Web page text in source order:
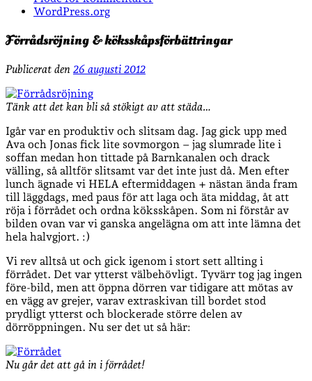
WordPress.org
Förrådsröjning & köksskåpsförbättringar
Publicerat den 26 augusti 2012
Tänk att det kan bli så stökigt av att städa…
Igår var en produktiv och slitsam dag. Jag gick upp med
Ava och Jonas fick lite sovmorgon – jag slumrade lite i
soffan medan hon tittade på Barnkanalen och drack
välling, så alltför slitsamt var det inte just då. Men efter
lunch ägnade vi HELA eftermiddagen + nästan ända fram
till läggdags, med paus för att laga och äta middag, åt att
röja i förrådet och ordna köksskåpen. Som ni förstår av
bilden ovan var vi ganska angelägna om att inte lämna det
hela halvgjort. :)
Vi rev alltså ut och gick igenom i stort sett allting i
förrådet. Det var ytterst välbehövligt. Tyvärr tog jag ingen
före-bild, men att öppna dörren var tidigare att mötas av
en vägg av grejer, varav extraskivan till bordet stod
prydligt ytterst och blockerade större delen av
dörröppningen. Nu ser det ut så här:
Nu går det att gå in i förrådet!